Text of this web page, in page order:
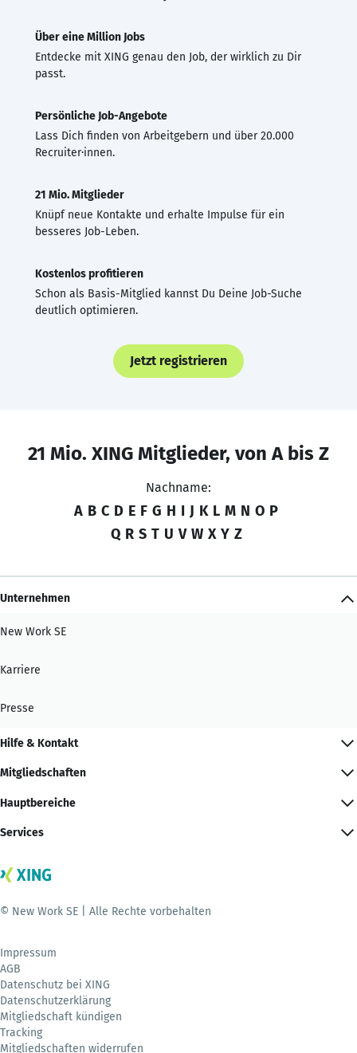
Über eine Million Jobs
Entdecke mit XING genau den Job, der wirklich zu Dir
passt.
Persönliche Job-Angebote
Lass Dich finden von Arbeitgebern und über 20.000
Recruiter·innen.
21 Mio. Mitglieder
Knüpf neue Kontakte und erhalte Impulse für ein
besseres Job-Leben.
Kostenlos profitieren
Schon als Basis-Mitglied kannst Du Deine Job-Suche
deutlich optimieren.
Jetzt registrieren
21 Mio. XING Mitglieder, von A bis Z
Nachname:
A B C D E F G H I J K L M N O P
Q R S T U V W X Y Z
Unternehmen
New Work SE
Karriere
Presse
Hilfe & Kontakt
Mitgliedschaften
Hauptbereiche
Services
© New Work SE | Alle Rechte vorbehalten
Impressum
AGB
Datenschutz bei XING
Datenschutzerklärung
Mitgliedschaft kündigen
Tracking
Mitgliedschaften widerrufen